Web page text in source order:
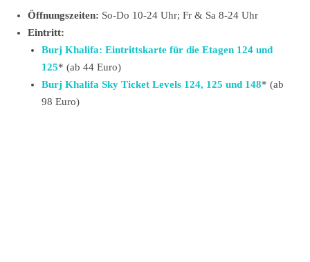
Öffnungszeiten: So-Do 10-24 Uhr; Fr & Sa 8-24 Uhr
Eintritt:
Burj Khalifa: Eintrittskarte für die Etagen 124 und
125* (ab 44 Euro)
Burj Khalifa Sky Ticket Levels 124, 125 und 148* (ab
98 Euro)